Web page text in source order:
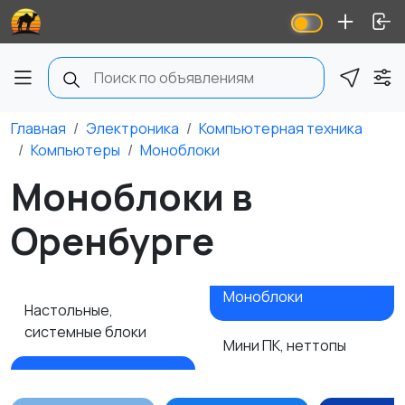
Главная Электроника
Компьютерная техника
Компьютеры
Моноблоки
Моноблоки в
Оренбурге
Настольные,
системные блоки
Моноблоки
Мини ПК, неттопы